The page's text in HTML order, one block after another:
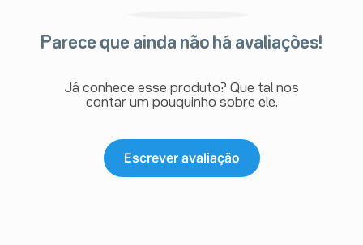
Parece que ainda não há avaliações!
Já conhece esse produto? Que tal nos
contar um pouquinho sobre ele.
Escrever avaliação